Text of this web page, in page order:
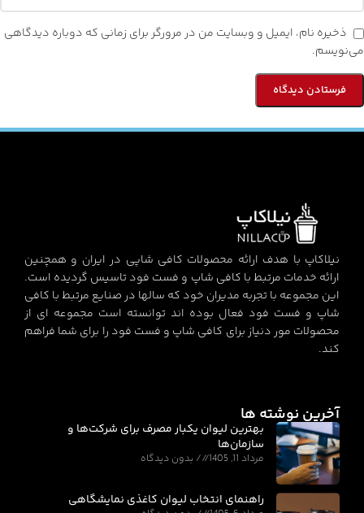
ذخیره نام، ایمیل و وبسایت من در مرورگر برای زمانی که دوباره دیدگاهی
می‌نویسم.
نیلاکاپ با هدف ارائه محصولات کافی شاپی در ایران و همچنین
ارائه خدمات مرتبط با کافی شاپ و فست فود تاسیس گردیده است.
این مجموعه با تجربه مدیران خود که سالها در صنایع مرتبط با کافی
شاپ و فست فود فعال بوده اند توانسته است مجموعه ای از
محصولات مور دنیاز برای کافی شاپ و فست فود را برای شما فراهم
کند.
آخرین نوشته ها
بهترین لیوان یکبار مصرف برای شرکت‌ها و
سازمان‌ها
مرداد 11, 1405 بدون دیدگاه
راهنمای انتخاب لیوان کاغذی نمایشگاهی